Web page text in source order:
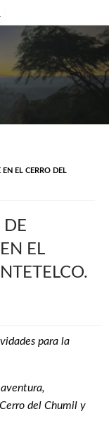
EL CERRO DEL
DE
EL
para la
del Chumil y